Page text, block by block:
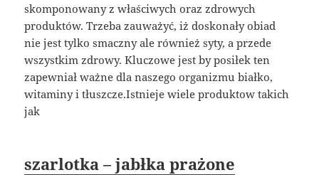
skomponowany z właściwych oraz zdrowych
produktów. Trzeba zauważyć, iż doskonały obiad
nie jest tylko smaczny ale również syty, a przede
wszystkim zdrowy. Kluczowe jest by posiłek ten
zapewniał ważne dla naszego organizmu białko,
witaminy i tłuszcze.Istnieje wiele produktow takich
jak
szarlotka – jabłka prażone